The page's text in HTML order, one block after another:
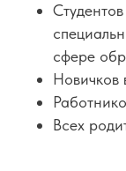
сфере
Новичков
Всех